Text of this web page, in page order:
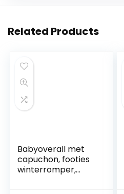
Related Products
Babyoverall met
capuchon, footies
winterromper,